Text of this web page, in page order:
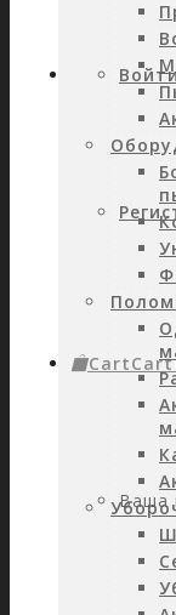
CartCart
Ваша